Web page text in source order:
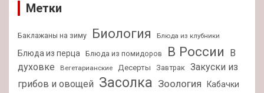
Метки
Баклажаны на зиму Биология Блюда из клубники
Блюда из перца Блюда из помидоров В России
В
духовке
Вегетарианские Десерты Завтрак
Закуски из
грибов и овощей Засолка Зоология Кабачки